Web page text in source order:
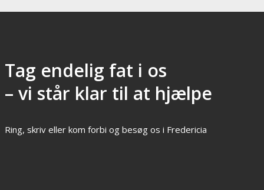
Tag endelig fat i os
– vi står klar til at hjælpe
Ring, skriv eller kom forbi og besøg os i Fredericia